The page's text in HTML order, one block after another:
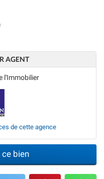
AGENT
l'Immobilier
de cette agence
bien